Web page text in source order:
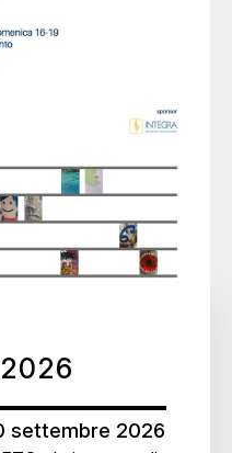
settembre 2026